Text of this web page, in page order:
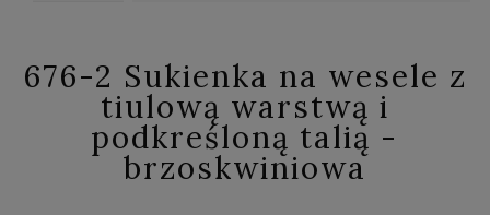
676-2 Sukienka na wesele z
tiulową warstwą i
podkreśloną talią -
brzoskwiniowa